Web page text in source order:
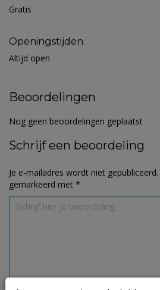
Gratis
Openingstijden
Altijd open
Beoordelingen
Nog geen beoordelingen geplaatst
Schrijf een beoordeling
Je e-mailadres wordt niet gepubliceerd.
gemarkeerd met *